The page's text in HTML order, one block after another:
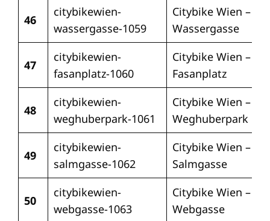
46
citybikewien-
wassergasse-1059
Citybike Wien –
Wassergasse
47
citybikewien-
fasanplatz-1060
Citybike Wien –
Fasanplatz
48
citybikewien-
weghuberpark-1061
Citybike Wien –
Weghuberpark
49
citybikewien-
salmgasse-1062
Citybike Wien –
Salmgasse
50
citybikewien-
webgasse-1063
Citybike Wien –
Webgasse